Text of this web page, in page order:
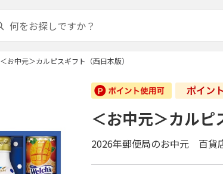
＜お中元＞カルピスギフト（西日本版）
＜お中元＞カルピ
2026年郵便局のお中元 百貨